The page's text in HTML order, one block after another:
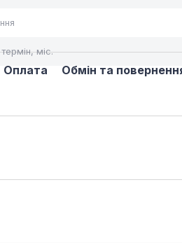
міс.
Оплата Обмін та